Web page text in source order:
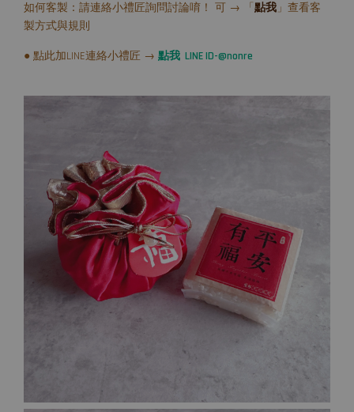
如何客製：請連絡小禮匠詢問討論唷！ 可 → 「 點我」查看客
製方式與規則
● 點此加LINE連絡小禮匠 → 點我 LINE ID-@nonre